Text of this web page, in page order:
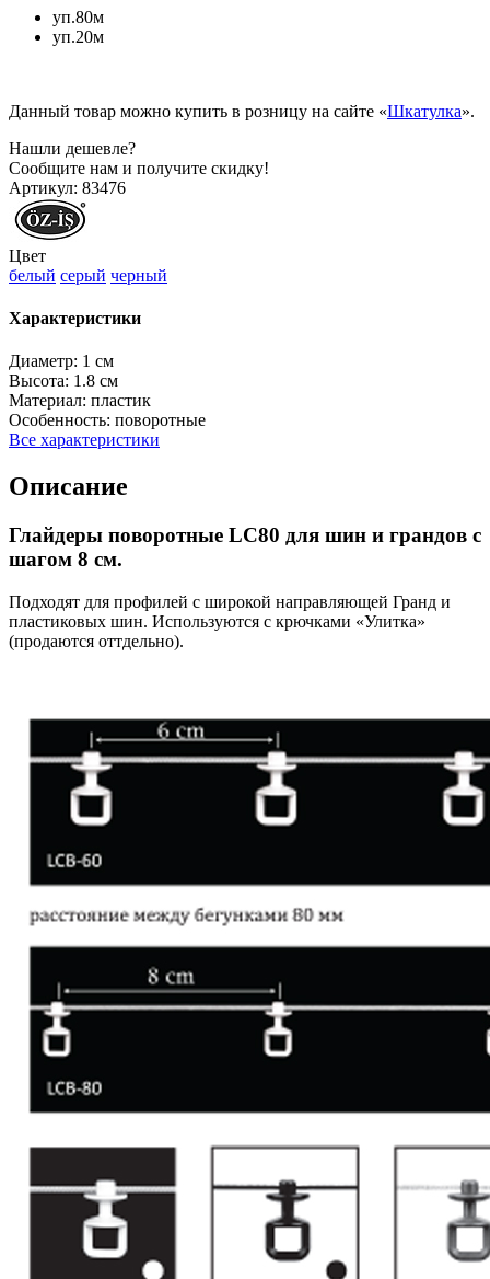
уп.80м
уп.20м
Данный товар можно купить в розницу на сайте «Шкатулка».
Нашли дешевле?
Сообщите нам и получите скидку!
Артикул: 83476
Цвет
белый серый черный
Характеристики
Диаметр: 1 см
Высота: 1.8 см
Материал: пластик
Особенность: поворотные
Все характеристики
Описание
Глайдеры поворотные LC80 для шин и грандов с
шагом 8 см.
Подходят для профилей с широкой направляющей Гранд и
пластиковых шин. Используются с крючками «Улитка»
(продаются оттдельно).